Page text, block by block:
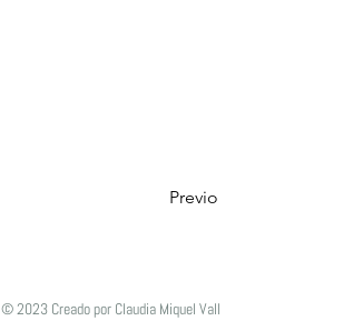
Previo
© 2023 Creado por Claudia Miquel Vall